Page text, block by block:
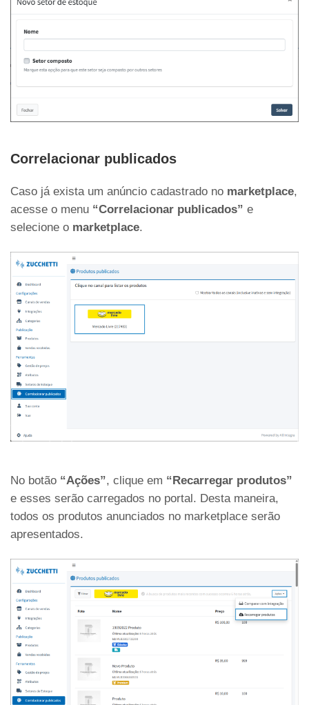
Correlacionar publicados
Caso já exista um anúncio cadastrado no marketplace,
acesse o menu “Correlacionar publicados” e
selecione o marketplace.
No botão “Ações”, clique em “Recarregar produtos”
e esses serão carregados no portal. Desta maneira,
todos os produtos anunciados no marketplace serão
apresentados.